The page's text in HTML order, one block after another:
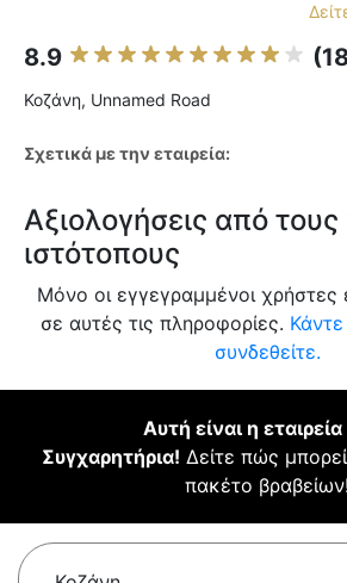
8.9
Κοζάνη, Unnamed Road
Σχετικά με την εταιρεία:
Αξιολογήσεις από
ιστότοπους
Μόνο οι εγγεγραμμένοι
σε αυτές τις πληροφορίες.
συνδεθείτε.
Αυτή είναι η
Συγχαρητήρια! Δείτε πώς
πακέτο βραβείων!